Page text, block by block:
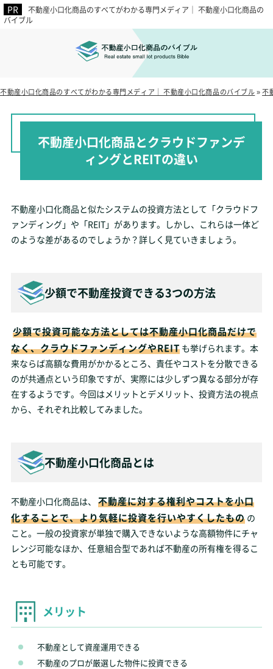
不動産小口化商品のすべてがわかる専門メディア｜ 不動産小口化商品の
バイブル
不動産小口化商品のすべてがわかる専門メディア｜ 不動産小口化商品のバイブル»不
不動産小口化商品とクラウドファンデ
ィングとREITの違い
不動産小口化商品と似たシステムの投資方法として「クラウドフ
ァンディング」や「REIT」があります。しかし、これらは一体ど
のような差があるのでしょうか？詳しく見ていきましょう。
少額で不動産投資できる3つの方法
少額で投資可能な方法としては不動産小口化商品だけで
なく、クラウドファンディングやREIT も挙げられます。本
来ならば高額な費用がかかるところ、責任やコストを分散できる
のが共通点という印象ですが、実際には少しずつ異なる部分が存
在するようです。今回はメリットとデメリット、投資方法の視点
から、それぞれ比較してみました。
不動産小口化商品とは
不動産小口化商品は、
不動産に対する権利やコストを小口
化することで、より気軽に投資を行いやすくしたもの の
こと。一般の投資家が単独で購入できないような高額物件にチャ
レンジ可能なほか、任意組合型であれば不動産の所有権を得るこ
とも可能です。
メリット
不動産として資産運用できる
不動産のプロが厳選した物件に投資できる